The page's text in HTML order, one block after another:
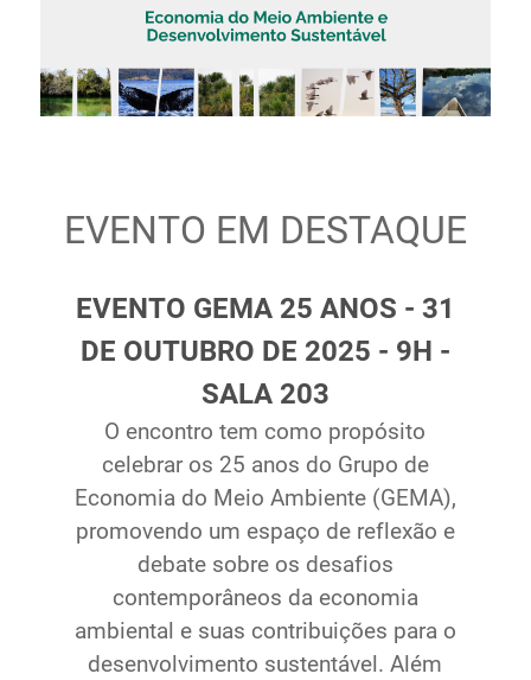
EVENTO EM DESTAQUE
EVENTO GEMA 25 ANOS - 31
DE OUTUBRO DE 2025 - 9H -
SALA 203
O encontro tem como propósito
celebrar os 25 anos do Grupo de
Economia do Meio Ambiente (GEMA),
promovendo um espaço de reflexão e
debate sobre os desafios
contemporâneos da economia
ambiental e suas contribuições para o
desenvolvimento sustentável. Além